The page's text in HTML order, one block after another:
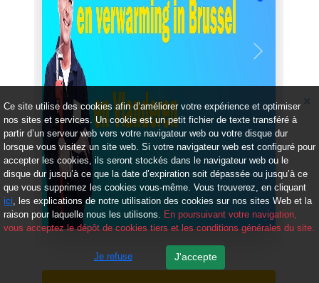
Précédent Suivant
Ce site utilise des cookies afin d’améliorer votre expérience et optimiser
nos sites et services. Un cookie est un petit fichier de texte transféré à
partir d’un serveur web vers votre navigateur web ou votre disque dur
lorsque vous visitez un site web. Si votre navigateur web est configuré pour
accepter les cookies, ils seront stockés dans le navigateur web ou le
disque dur jusqu’à ce que la date d’expiration soit dépassée ou jusqu’à ce
que vous supprimez les cookies vous-même. Vous trouverez, en cliquant
ici, les explications de notre utilisation des cookies sur nos sites Web et la
raison pour laquelle nous les utilisons. En poursuivant votre navigation,
vous acceptez le dépôt de cookies tiers et les conditions générales du site.
Je refuse J'accepte